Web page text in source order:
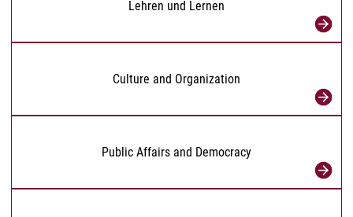
Lehren und Lernen
Culture and Organization
Public Affairs and Democracy